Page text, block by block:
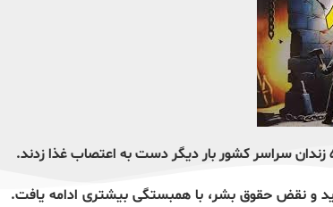
و نقض حقوق بشر، با همبستگی بیشتری ادامه یافت.